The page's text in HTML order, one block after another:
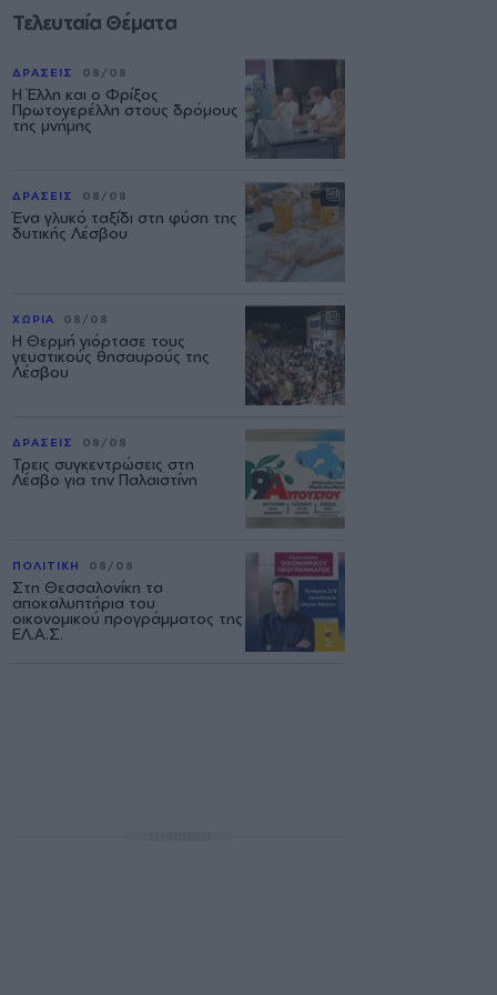
Τελευταία Θέματα
ΔΡΑΣΕΙΣ 08/08
Η Έλλη και ο Φρίξος
Πρωτογερέλλη στους δρόμους
της μνήμης
ΔΡΑΣΕΙΣ 08/08
Ένα γλυκό ταξίδι στη φύση της
δυτικής Λέσβου
ΧΩΡΙΑ 08/08
Η Θερμή γιόρτασε τους
γευστικούς θησαυρούς της
Λέσβου
ΔΡΑΣΕΙΣ 08/08
Τρεις συγκεντρώσεις στη
Λέσβο για την Παλαιστίνη
ΠΟΛΙΤΙΚΗ 08/08
Στη Θεσσαλονίκη τα
αποκαλυπτήρια του
οικονομικού προγράμματος της
ΕΛ.Α.Σ.